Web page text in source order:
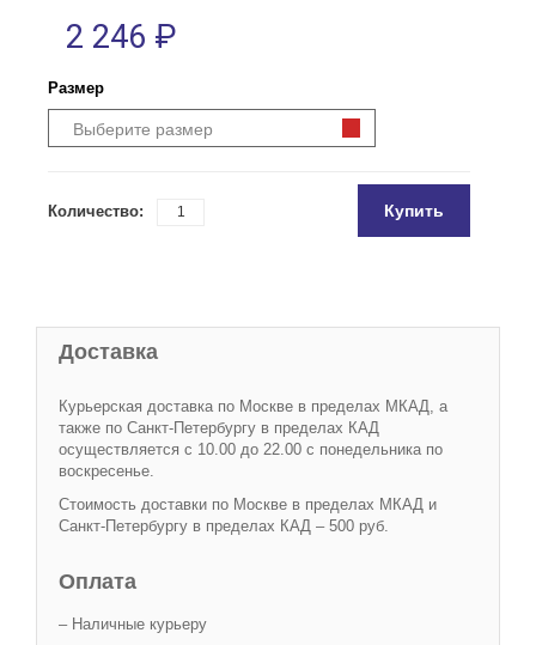
Доставка
Курьерская доставка по Москве в пределах МКАД, а
также по Санкт-Петербургу в пределах КАД
осуществляется с 10.00 до 22.00 с понедельника по
воскресенье.
Стоимость доставки по Москве в пределах МКАД и
Санкт-Петербургу в пределах КАД – 500 руб.
Оплата
– Наличные курьеру
2 246 ₽
Размер
Выберите размер
Количество: Купить